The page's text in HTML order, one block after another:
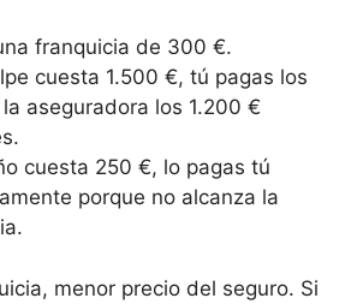
franquicia de 300 €.
cuesta 1.500 €, tú pagas los
aseguradora los 1.200 €
cuesta 250 €, lo pagas tú
porque no alcanza la
menor precio del seguro. Si